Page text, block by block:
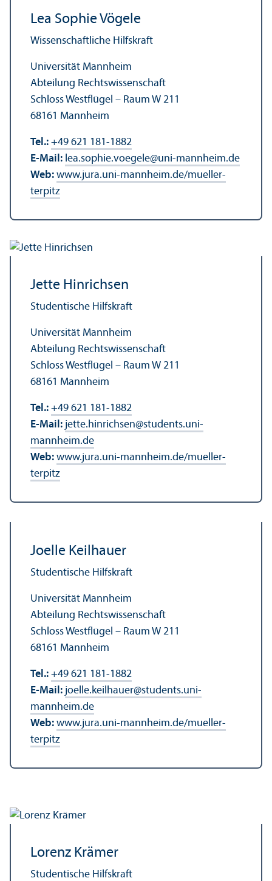
Lea Sophie Vögele
Wissenschaft­liche Hilfskraft
Universität Mannheim
Abteilung Rechts­wissenschaft
Schloss Westflügel – Raum W 211
68161 Mannheim
Tel.: +49 621 181-1882
E-Mail: lea.sophie.voegele@uni-mannheim.de
Web: www.jura.uni-mannheim.de/mueller-
terpitz
Jette Hinrichsen
Studentische Hilfskraft
Universität Mannheim
Abteilung Rechts­wissenschaft
Schloss Westflügel – Raum W 211
68161 Mannheim
Tel.: +49 621 181-1882
E-Mail: jette.hinrichsen@students.uni-
mannheim.de
Web: www.jura.uni-mannheim.de/mueller-
terpitz
Joelle Keilhauer
Studentische Hilfskraft
Universität Mannheim
Abteilung Rechts­wissenschaft
Schloss Westflügel – Raum W 211
68161 Mannheim
Tel.: +49 621 181-1882
E-Mail: joelle.keilhauer@students.uni-
mannheim.de
Web: www.jura.uni-mannheim.de/mueller-
terpitz
Lorenz Krämer
Studentische Hilfskraft